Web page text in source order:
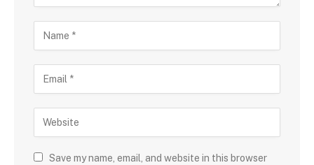
Save my name, email, and website in this browser